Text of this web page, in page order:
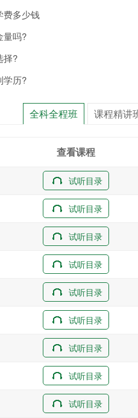
费多少钱
量吗?
择?
学历?
全科全程班 课程精讲
查看课程
试听目录
试听目录
试听目录
试听目录
试听目录
试听目录
试听目录
试听目录
试听目录